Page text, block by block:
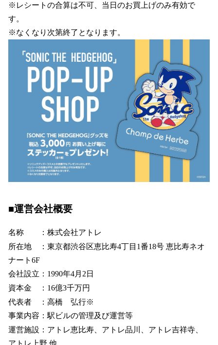
※レシートの合算は不可、当日のお買上げのみ有効で
す。
※なくなり次第終了となります。
■運営会社概要
名称 ：株式会社アトレ
所在地 ：東京都渋谷区恵比寿4丁目1番18号 恵比寿ネオ
ナート6F
会社設立：1990年4月2日
資本金 ：16億3千万円
代表者 ：高橋 弘行※
事業内容：駅ビルの管理及び運営等
運営施設：アトレ恵比寿、アトレ品川、アトレ吉祥寺、